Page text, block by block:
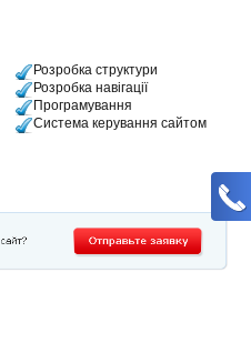
Розробка структури
Розробка навігації
Програмування
Система керування сайтом